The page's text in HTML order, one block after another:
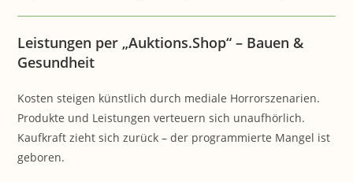
Leistungen per „Auktions.Shop“ – Bauen &
Gesundheit
Kosten steigen künstlich durch mediale Horrorszenarien.
Produkte und Leistungen verteuern sich unaufhörlich.
Kaufkraft zieht sich zurück – der programmierte Mangel ist
geboren.